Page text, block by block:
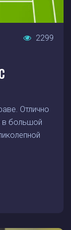
2299
Отлично
в большой